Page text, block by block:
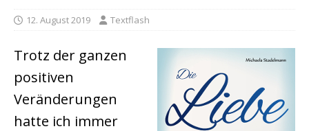
12. August 2019 Textflash
Trotz der ganzen
positiven
Veränderungen
hatte ich immer